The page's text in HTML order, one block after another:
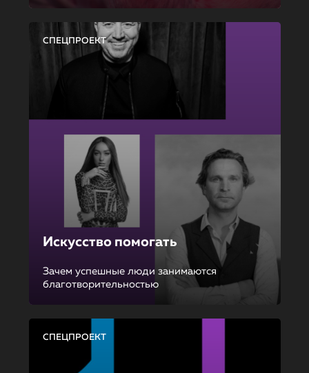
СПЕЦПРОЕКТ
Искусство помогать
Зачем успешные люди занимаются
благотворительностью
СПЕЦПРОЕКТ